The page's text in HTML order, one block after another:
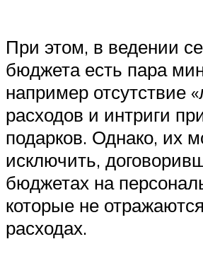
При этом, в ведении
бюджета есть пара
например отсутствие
расходов и интриги
подарков. Однако, их
исключить,
бюджетах на
которые не
расходах.